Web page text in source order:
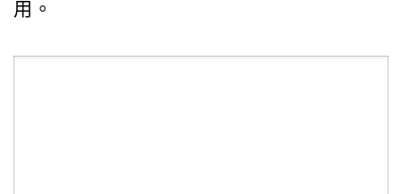
用。